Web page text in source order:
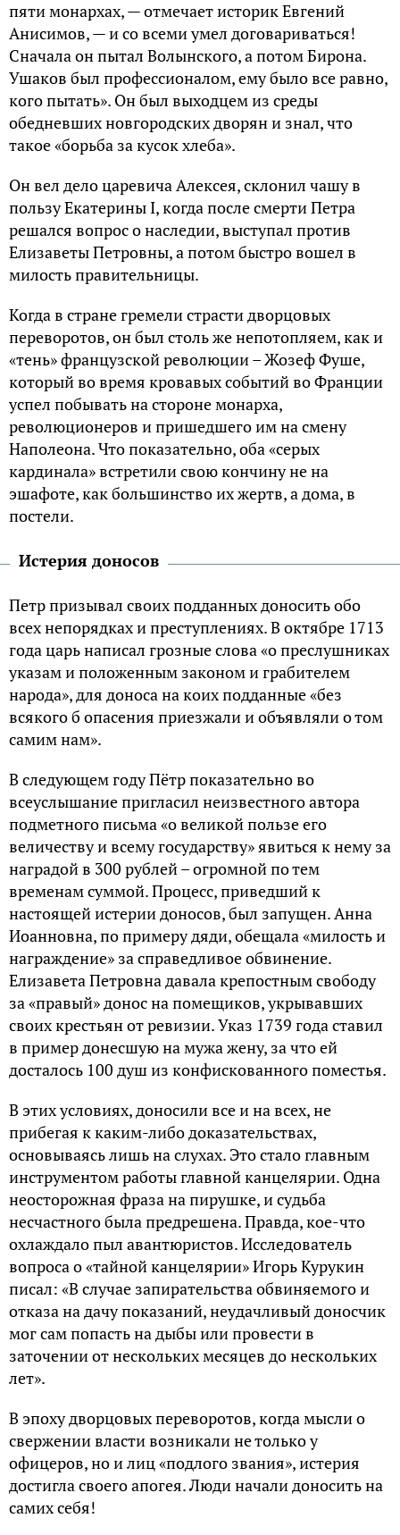
пяти монархах, — отмечает историк Евгений
Анисимов, — и со всеми умел договариваться!
Сначала он пытал Волынского, а потом Бирона.
Ушаков был профессионалом, ему было все равно,
кого пытать». Он был выходцем из среды
обедневших новгородских дворян и знал, что
такое «борьба за кусок хлеба».
Он вел дело царевича Алексея, склонил чашу в
пользу Екатерины I, когда после смерти Петра
решался вопрос о наследии, выступал против
Елизаветы Петровны, а потом быстро вошел в
милость правительницы.
Когда в стране гремели страсти дворцовых
переворотов, он был столь же непотопляем, как и
«тень» французской революции – Жозеф Фуше,
который во время кровавых событий во Франции
успел побывать на стороне монарха,
революционеров и пришедшего им на смену
Наполеона. Что показательно, оба «серых
кардинала» встретили свою кончину не на
эшафоте, как большинство их жертв, а дома, в
постели.
Истерия доносов
Петр призывал своих подданных доносить обо
всех непорядках и преступлениях. В октябре 1713
года царь написал грозные слова «о преслушниках
указам и положенным законом и грабителем
народа», для доноса на коих подданные «без
всякого б опасения приезжали и объявляли о том
самим нам».
В следующем году Пётр показательно во
всеуслышание пригласил неизвестного автора
подметного письма «о великой пользе его
величеству и всему государству» явиться к нему за
наградой в 300 рублей – огромной по тем
временам суммой. Процесс, приведший к
настоящей истерии доносов, был запущен. Анна
Иоанновна, по примеру дяди, обещала «милость и
награждение» за справедливое обвинение.
Елизавета Петровна давала крепостным свободу
за «правый» донос на помещиков, укрывавших
своих крестьян от ревизии. Указ 1739 года ставил
в пример донесшую на мужа жену, за что ей
досталось 100 душ из конфискованного поместья.
В этих условиях, доносили все и на всех, не
прибегая к каким-либо доказательствах,
основываясь лишь на слухах. Это стало главным
инструментом работы главной канцелярии. Одна
неосторожная фраза на пирушке, и судьба
несчастного была предрешена. Правда, кое-что
охлаждало пыл авантюристов. Исследователь
вопроса о «тайной канцелярии» Игорь Курукин
писал: «В случае запирательства обвиняемого и
отказа на дачу показаний, неудачливый доносчик
мог сам попасть на дыбы или провести в
заточении от нескольких месяцев до нескольких
лет».
В эпоху дворцовых переворотов, когда мысли о
свержении власти возникали не только у
офицеров, но и лиц «подлого звания», истерия
достигла своего апогея. Люди начали доносить на
самих себя!